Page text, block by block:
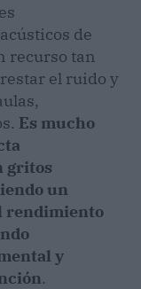
de
recurso tan
el ruido y
Es mucho
gritos
un
rendimiento
y
.